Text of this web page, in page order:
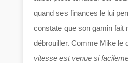
quand ses finances le lui
constate que son gamin fait
débrouiller. Comme Mike le
vitesse est venue si